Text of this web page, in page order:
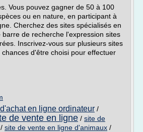
Vous pouvez gagner de 50 à 100
ou en nature, en participant à
Cherchez des sites spécialisés en
de recherche l'expression sites
Inscrivez-vous sur plusieurs sites
d'être choisi pour effectuer
en ligne ordinateur /
de vente en ligne / site de
/ site de vente en ligne d'animaux /